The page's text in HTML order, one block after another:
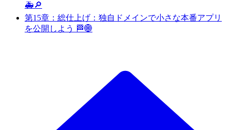
🚑🔎
第15章：総仕上げ：独自ドメインで小さな本番アプリ
を公開しよう 🏁🌐